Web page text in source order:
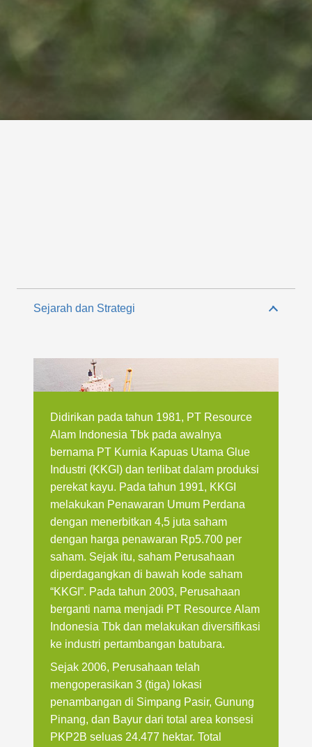
Sejarah dan Strategi
Didirikan pada tahun 1981, PT Resource
Alam Indonesia Tbk pada awalnya
bernama PT Kurnia Kapuas Utama Glue
Industri (KKGI) dan terlibat dalam produksi
perekat kayu. Pada tahun 1991, KKGI
melakukan Penawaran Umum Perdana
dengan menerbitkan 4,5 juta saham
dengan harga penawaran Rp5.700 per
saham. Sejak itu, saham Perusahaan
diperdagangkan di bawah kode saham
“KKGI”. Pada tahun 2003, Perusahaan
berganti nama menjadi PT Resource Alam
Indonesia Tbk dan melakukan diversifikasi
ke industri pertambangan batubara.
Sejak 2006, Perusahaan telah
mengoperasikan 3 (tiga) lokasi
penambangan di Simpang Pasir, Gunung
Pinang, dan Bayur dari total area konsesi
PKP2B seluas 24.477 hektar. Total